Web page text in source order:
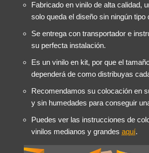
Fabricado en vinilo de alta calidad,
solo queda el diseño sin ningún tipo
Se entrega con transportador e
su perfecta instalación.
Es un vinilo en kit, por que el
dependerá de como distribuyas
Recomendamos su colocación en
y sin humedades para conseguir
Puedes ver las instrucciones de
vinilos medianos y grandes aquí.